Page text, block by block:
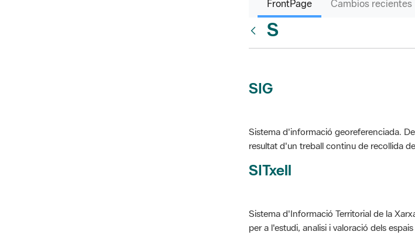
FrontPage Cambios recientes
S
SIG
Sistema d'informació georeferenciada.
resultat d'un treball continu de recollida
SITxell
Sistema d'Informació Territorial de la
per a l'estudi, analisi i valoració dels